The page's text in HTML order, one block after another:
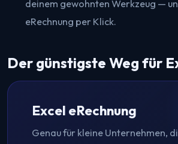
deinem gewohnten Werkzeug —
eRechnung per Klick.
Der günstigste Weg für
Excel eRechnung
Genau für kleine Unternehmen,